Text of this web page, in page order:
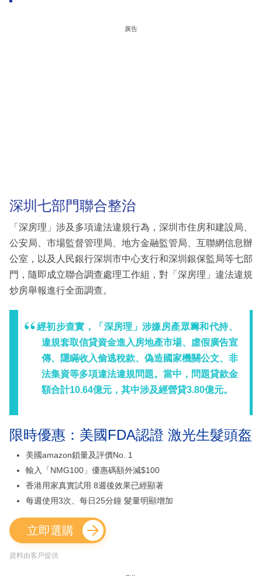
廣告
深圳七部門聯合整治
「深房理」涉及多項違法違規行為，深圳市住房和建設局、
公安局、市場監督管理局、地方金融監管局、互聯網信息辦
公室，以及人民銀行深圳市中心支行和深圳銀保監局等七部
門，隨即成立聯合調查處理工作組，對「深房理」違法違規
炒房舉報進行全面調查。
經初步查實，「深房理」涉嫌房產眾籌和代持、
違規套取信貸資金進入房地產市場、虛假廣告宣
傳、隱瞞收入偷逃稅款、偽造國家機關公文、非
法集資等多項違法違規問題。當中，問題貸款金
額合計10.64億元，其中涉及經營貸3.80億元。
限時優惠：美國FDA認證 激光生髮頭盔
美國amazon鎖量及評價No. 1
輸入「NMG100」優惠碼額外減$100
香港用家真實試用 8週後效果已經顯著
每週使用3次、每日25分鐘 髮量明顯增加
立即選購
資料由客戶提供